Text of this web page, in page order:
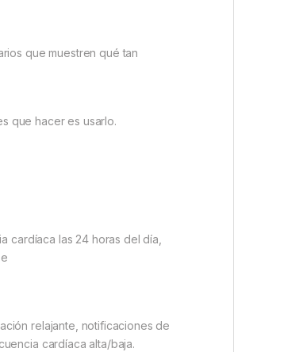
que muestren qué tan
que hacer es usarlo.
cardíaca las 24 horas del día,
relajante, notificaciones de
cardíaca alta/baja.